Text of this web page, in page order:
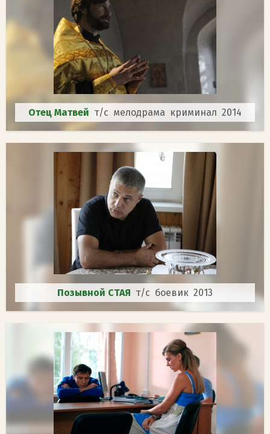
Отец Матвей т/с мелодрама криминал 2014
Позывной СТАЯ т/с боевик 2013